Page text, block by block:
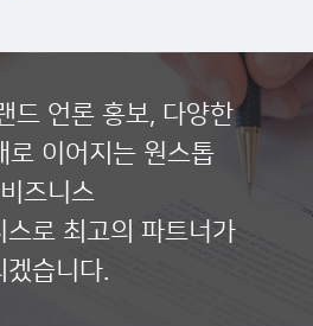
드 언론 홍보, 다양한
로 이어지는 원스톱
비즈니스
스로 최고의 파트너가
겠습니다.